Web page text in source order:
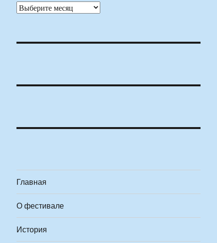
Архивы
Главная
О фестивале
История